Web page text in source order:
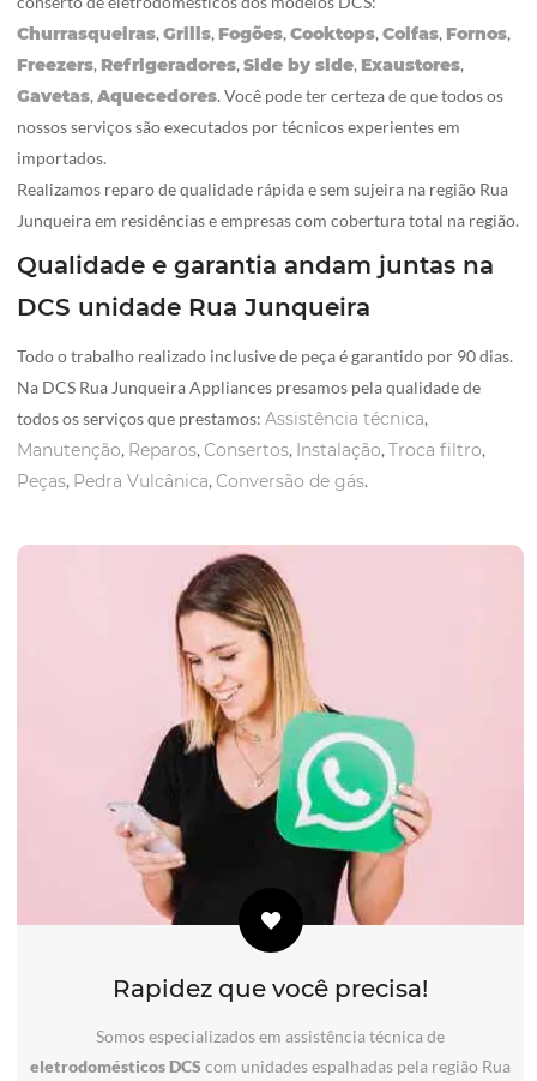
Churrasqueiras, Grills, Fogões, Cooktops, Coifas, Fornos,
Freezers, Refrigeradores, Side by side, Exaustores,
Gavetas, Aquecedores. Você pode ter certeza de que todos os
nossos serviços são executados por técnicos experientes em
importados.
Realizamos reparo de qualidade rápida e sem sujeira na região Rua
Junqueira em residências e empresas com cobertura total na região.
Qualidade e garantia andam juntas na
DCS unidade Rua Junqueira
Todo o trabalho realizado inclusive de peça é garantido por 90 dias.
Na DCS Rua Junqueira Appliances presamos pela qualidade de
todos os serviços que prestamos: Assistência técnica,
Manutenção, Reparos, Consertos, Instalação, Troca filtro,
Peças, Pedra Vulcânica, Conversão de gás.
Rapidez que você precisa!
Somos especializados em assistência técnica de
eletrodomésticos DCS com unidades espalhadas pela região Rua